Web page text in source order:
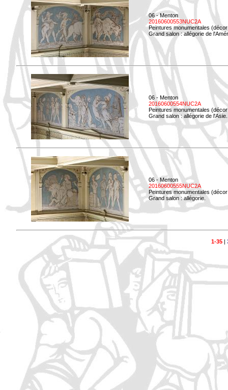
06 - Menton
20160600553NUC2A
Peintures monumentales
Grand salon : allégorie de
06 - Menton
20160600554NUC2A
Peintures monumentales
Grand salon : allégorie de l'Asie.
06 - Menton
20160600555NUC2A
Peintures monumentales
Grand salon : allégorie.
1-35|